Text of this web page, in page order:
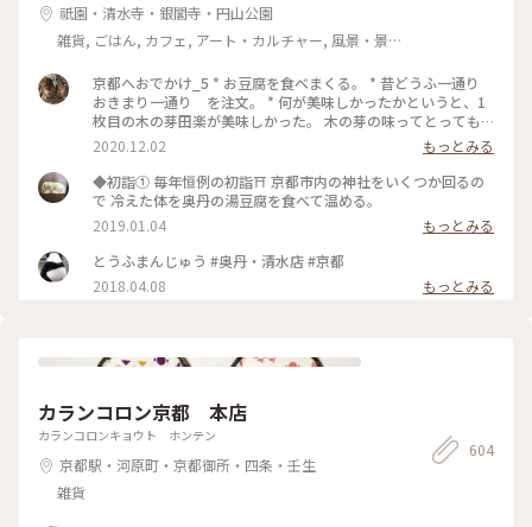
祇園・清水寺・銀閣寺・円山公園
雑貨, ごはん, カフェ, アート・カルチャー, 風景・景
京都へおでかけ_5 * お豆腐を食べまくる。 * 昔どうふ一通り
おきまり一通り を注文。 * 何が美味しかったかというと、1
枚目の木の芽田楽が美味しかった。 木の芽の味ってとっても
好きで、味噌？の部分、ご飯でも食べられる〜🍚😋 * 食後は、
もう豆腐はしばらく食べられないなと、、。 * お庭が素晴らし
く、眺めを楽しみながらの食事でした！ *
2020.12.02
もっとみる
◆初詣① 毎年恒例の初詣⛩ 京都市内の神社をいくつか回るの
で 冷えた体を奥丹の湯豆腐を食べて温める。
2019.01.04
もっとみる
とうふまんじゅう #奥丹・清水店 #京都
2018.04.08
もっとみる
カランコロン京都 本店
カランコロンキョウト ホンテン
京都駅・河原町・京都御所・四条・壬生
雑貨
604